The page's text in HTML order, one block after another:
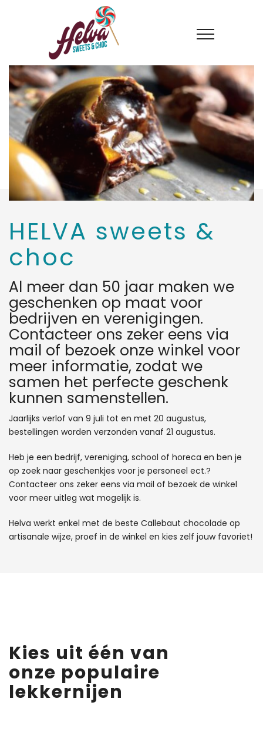
HELVA sweets &
choc
Al meer dan 50 jaar maken we
geschenken op maat voor
bedrijven en verenigingen.
Contacteer ons zeker eens via
mail of bezoek onze winkel voor
meer informatie, zodat we
samen het perfecte geschenk
kunnen samenstellen.
Jaarlijks verlof van 9 juli tot en met 20 augustus,
bestellingen worden verzonden vanaf 21 augustus.
Heb je een bedrijf, vereniging, school of horeca en ben je
op zoek naar geschenkjes voor je personeel ect.?
Contacteer ons zeker eens via mail of bezoek de winkel
voor meer uitleg wat mogelijk is.
Helva werkt enkel met de beste Callebaut chocolade op
artisanale wijze, proef in de winkel en kies zelf jouw favoriet!
Kies uit één van
onze populaire
lekkernijen